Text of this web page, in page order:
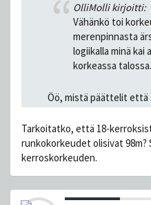
OlliMolli kirjoitti:
Vähänkö toi
merenpinnasta
logiikalla minä kai
korkeassa talossa.
Öö, mistä päättelit että
Tarkoitatko, että 18-
runkokorkeudet olisivat 98m?
kerroskorkeuden.